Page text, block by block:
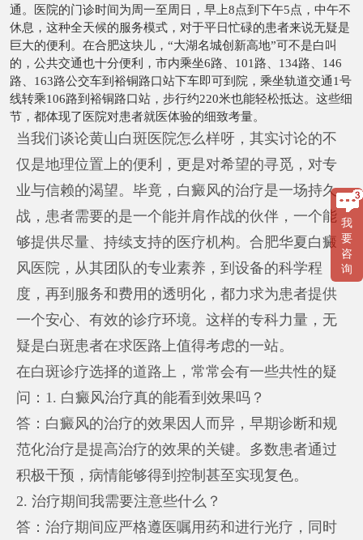
通。医院的门诊时间为周一至周日，早上8点到下午5点，中午不
休息，这种全天候的服务模式，对于平日忙碌的患者来说无疑是
巨大的便利。在合肥这块儿，“大湖名城创新高地”可不是白叫
的，公共交通也十分便利，市内乘坐6路、101路、134路、146
路、163路公交车到裕铜路口站下车即可到院，乘坐轨道交通1号
线转乘106路到裕铜路口站，步行约220米也能轻松抵达。这些细
节，都体现了医院对患者就医体验的细致考量。
当我们谈论黄山白斑医院怎么样呀，其实讨论的不
仅是地理位置上的便利，更是对希望的寻觅，对专
业与信赖的渴望。毕竟，白癜风的治疗是一场持久
战，患者需要的是一个能并肩作战的伙伴，一个能
够提供尽量、持续支持的医疗机构。合肥华夏白癜
风医院，从其团队的专业素养，到设备的科学程
度，再到服务和费用的透明化，都力求为患者提供
一个安心、有效的诊疗环境。这样的专科力量，无
疑是白斑患者在求医路上值得考虑的一站。
在白斑诊疗选择的道路上，常常会有一些共性的疑
问：1. 白癜风治疗真的能看到效果吗？
答：白癜风的治疗的效果因人而异，早期诊断和规
范化治疗是提高治疗的效果的关键。多数患者通过
积极干预，病情能够得到控制甚至实现复色。
2. 治疗期间我需要注意些什么？
答：治疗期间应严格遵医嘱用药和进行光疗，同时
我
要
咨
询